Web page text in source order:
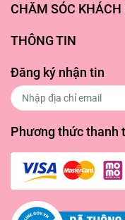
+Tang hương đầu:
+Tang hương giữa:
+Tầng hương cuối: Xạ
HƯỚNG DẪN SỬ
- Đặt chai cần xịt
đều.
- Nên xịt ở những
tay, sau gáy, giữa v1,
CHĂM SÓC KHÁCH
THÔNG TIN
Đăng ký nhận tin
Phương thức thanh